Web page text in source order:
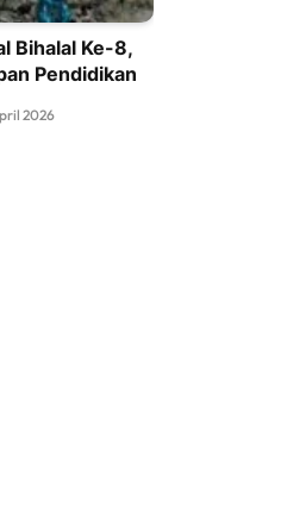
Bihalal Ke-8,
Pendidikan
2026